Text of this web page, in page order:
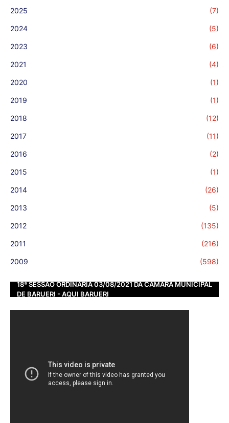
2025 (7)
2024 (5)
2023 (6)
2021 (4)
2020 (1)
2019 (1)
2018 (12)
2017 (11)
2016 (2)
2015 (1)
2014 (26)
2013 (5)
2012 (135)
2011 (216)
2009 (598)
18ª SESSÃO ORDINÁRIA 03/08/2021 DA CÂMARA MUNICIPAL
DE BARUERI - AQUI BARUERI